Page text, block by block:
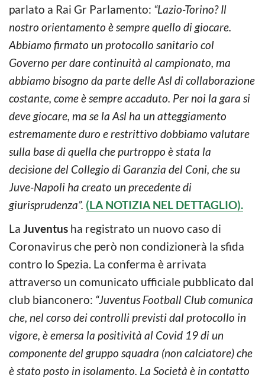
parlato a Rai Gr Parlamento: “Lazio-Torino? Il
nostro orientamento è sempre quello di giocare.
Abbiamo firmato un protocollo sanitario col
Governo per dare continuità al campionato, ma
abbiamo bisogno da parte delle Asl di collaborazione
costante, come è sempre accaduto. Per noi la gara si
deve giocare, ma se la Asl ha un atteggiamento
estremamente duro e restrittivo dobbiamo valutare
sulla base di quella che purtroppo è stata la
decisione del Collegio di Garanzia del Coni, che su
Juve-Napoli ha creato un precedente di
giurisprudenza”. (LA NOTIZIA NEL DETTAGLIO).
La Juventus ha registrato un nuovo caso di
Coronavirus che però non condizionerà la sfida
contro lo Spezia. La conferma è arrivata
attraverso un comunicato ufficiale pubblicato dal
club bianconero: “Juventus Football Club comunica
che, nel corso dei controlli previsti dal protocollo in
vigore, è emersa la positività al Covid 19 di un
componente del gruppo squadra (non calciatore) che
è stato posto in isolamento. La Società è in contatto